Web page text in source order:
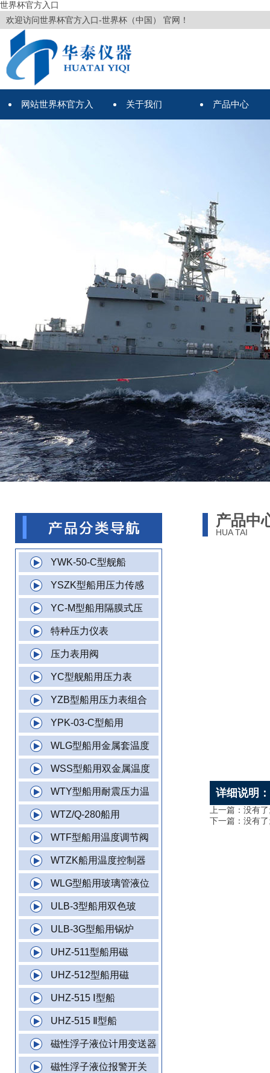
世界杯官方入口
欢迎访问世界杯官方入口-世界杯（中国） 官网！
网站世界杯官方入 关于我们 产品中心
YWK-50-C型舰船
YSZK型船用压力传感
YC-M型船用隔膜式压
特种压力仪表
压力表用阀
YC型舰船用压力表
YZB型船用压力表组合
YPK-03-C型船用
WLG型船用金属套温度
WSS型船用双金属温度
WTY型船用耐震压力温
WTZ/Q-280船用
WTF型船用温度调节阀
WTZK船用温度控制器
WLG型船用玻璃管液位
ULB-3型船用双色玻
ULB-3G型船用锅炉
UHZ-511型船用磁
UHZ-512型船用磁
UHZ-515 Ⅰ型船
UHZ-515 Ⅱ型船
磁性浮子液位计用变送器
磁性浮子液位报警开关
产品中
HUA TAI
详细说明：
上一篇：没有
下一篇：没有